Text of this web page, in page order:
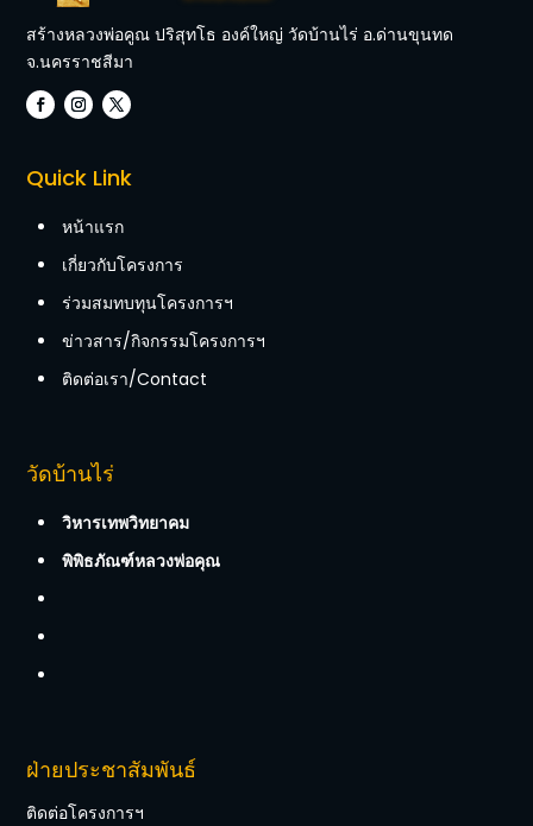
สร้างหลวงพ่อคูณ ปริสุทโธ องค์ใหญ่ วัดบ้านไร่ อ.ด่านขุนทด
จ.นครราชสีมา
Quick Link
หน้าแรก
เกี่ยวกับโครงการ
ร่วมสมทบทุนโครงการฯ
ข่าวสาร/กิจกรรมโครงการฯ
ติดต่อเรา/Contact
วัดบ้านไร่
วิหารเทพวิทยาคม
พิพิธภัณฑ์หลวงพ่อคุณ
ฝ่ายประชาสัมพันธ์
ติดต่อโครงการฯ